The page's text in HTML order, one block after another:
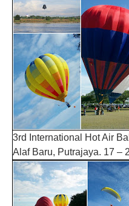
3rd International Hot Air
Alaf Baru, Putrajaya. 17 –